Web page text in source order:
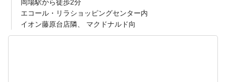
岡場駅から徒歩2分
エコール・リラショッピングセンター内
イオン藤原台店隣、 マクドナルド向